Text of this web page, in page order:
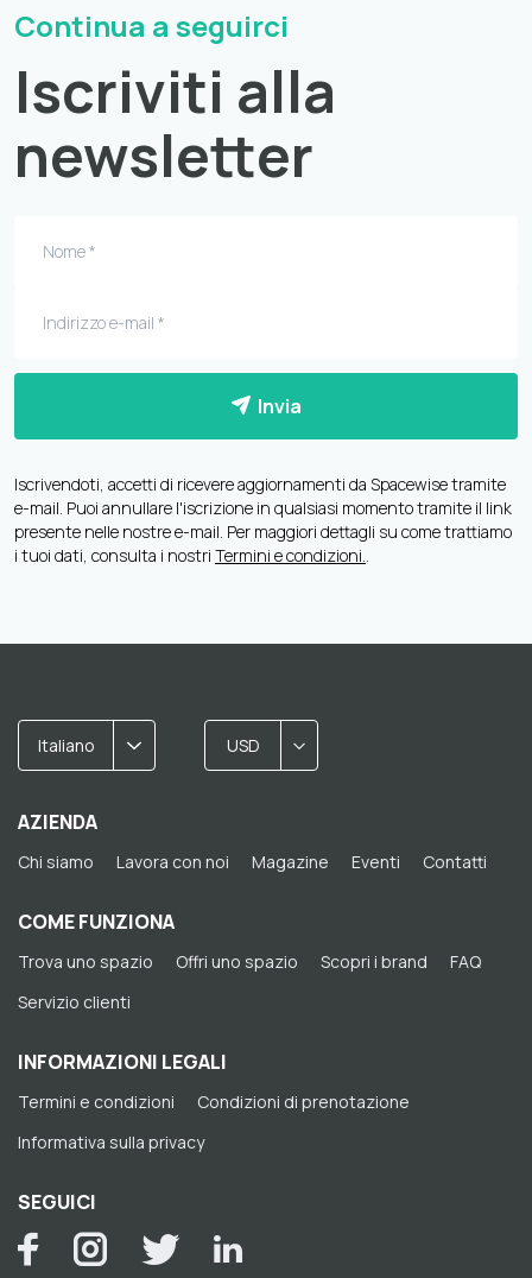
Continua a seguirci
Iscriviti alla
newsletter
Invia
Iscrivendoti, accetti di ricevere aggiornamenti da Spacewise tramite
e-mail. Puoi annullare l'iscrizione in qualsiasi momento tramite il link
presente nelle nostre e-mail. Per maggiori dettagli su come trattiamo
i tuoi dati, consulta i nostri Termini e condizioni..
Italiano USD
AZIENDA
Chi siamo Lavora con noi Magazine Eventi Contatti
COME FUNZIONA
Trova uno spazio Offri uno spazio Scopri i brand
FAQ
Servizio clienti
INFORMAZIONI LEGALI
Termini e condizioni
Condizioni di prenotazione
Informativa sulla privacy
SEGUICI